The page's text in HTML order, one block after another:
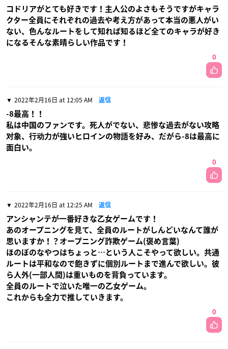
コドリアがとても好きです！主人公のよさもそうですがキャラ
クター全員にそれぞれの過去や考え方があって本当の悪人がい
ない、色んなルートをして知れば知るほど全てのキャラが好き
になるそんな素晴らしい作品です！
0
2022年2月16日 at 12:05 AM 返信
-8最高！！
私は中国のファンです。死人がでない、悲惨な過去がない攻略
对象、行动力が強いヒロインの物語を好み、だがら-8は最高に
面白い。
0
2022年2月16日 at 12:25 AM 返信
アンシャンテが一番好きな乙女ゲームです！
あのオープニングを見て、全員のルートがしんどいなんて誰が
思いますか！？オープニング詐欺ゲーム(褒め言葉)
ほのぼのなやつはちょっと…という人こそやって欲しい。共通
ルートは平和なので飽きずに個別ルートまで進んで欲しい。彼
ら人外(一部人間)は重いものを背負っています。
全員のルートで泣いた唯一の乙女ゲーム。
これからも全力で推していきます。
0